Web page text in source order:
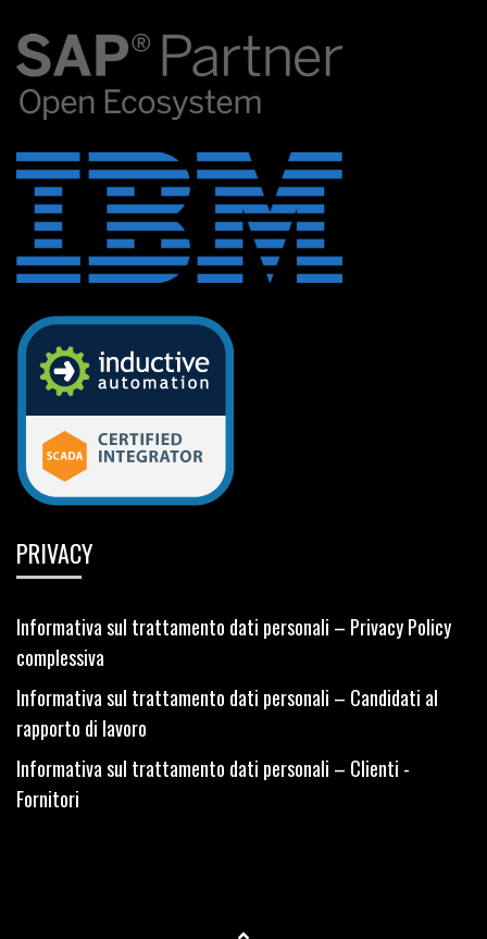
PRIVACY
Informativa sul trattamento dati personali – Privacy Policy
complessiva
Informativa sul trattamento dati personali – Candidati al
rapporto di lavoro
Informativa sul trattamento dati personali – Clienti -
Fornitori